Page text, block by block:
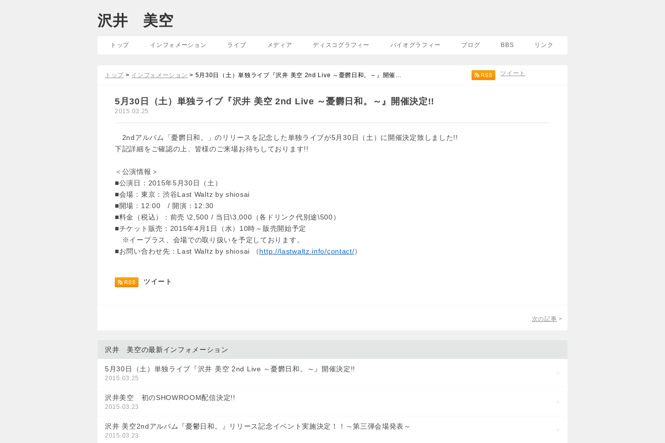
沢井 美空
トップ インフォメーション ライブ メディア ディスコグラフィー バイオグラフィー ブログ BBS リンク
トップ > インフォメーション > 5月30日（土）単独ライブ『沢井 美空 2nd Live ～憂欝日和。～』開催決定!! ツイート
5月30日（土）単独ライブ『沢井 美空 2nd Live ～憂欝日和。～』開催決定!!
2015.03.25
2ndアルバム「憂欝日和。」のリリースを記念した単独ライブが5月30日（土）に開催決定致しました!!
下記詳細をご確認の上、皆様のご来場お待ちしております!!
＜公演情報＞
■公演日：2015年5月30日（土）
■会場：東京：渋谷Last Waltz by shiosai
■開場：12:00 / 開演：12:30
■料金（税込）：前売 \2,500 / 当日\3,000（各ドリンク代別途\500）
■チケット販売：2015年4月1日（水）10時～販売開始予定
※イープラス、会場での取り扱いを予定しております。
■お問い合わせ先：Last Waltz by shiosai （http://lastwaltz.info/contact/）
ツイート
次の記事 >
沢井 美空の最新インフォメーション
5月30日（土）単独ライブ『沢井 美空 2nd Live ～憂欝日和。～』開催決定!!
2015.03.25
>
沢井美空 初のSHOWROOM配信決定!!
2015.03.23
>
沢井 美空2ndアルバム『憂鬱日和。』リリース記念イベント実施決定！！～第三弾会場発表～
2015.03.23
>